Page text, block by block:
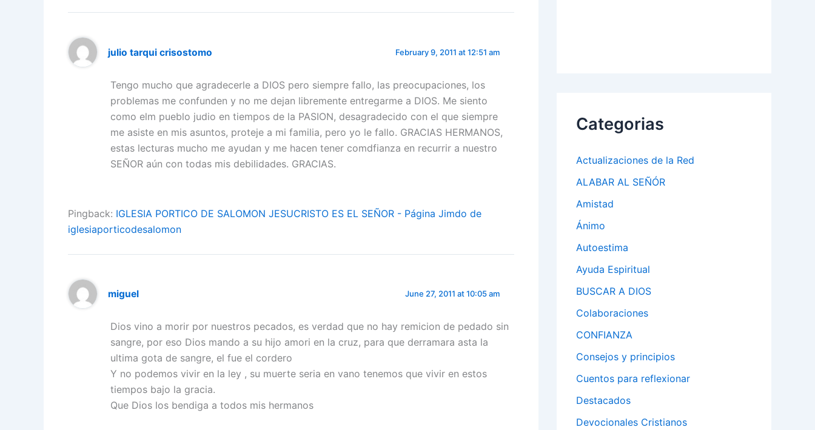
julio tarqui crisostomo February 9, 2011 at 12:51 am
Tengo mucho que agradecerle a DIOS pero siempre fallo, las preocupaciones, los
problemas me confunden y no me dejan libremente entregarme a DIOS. Me siento
como elm pueblo judio en tiempos de la PASION, desagradecido con el que siempre
me asiste en mis asuntos, proteje a mi familia, pero yo le fallo. GRACIAS HERMANOS,
estas lecturas mucho me ayudan y me hacen tener comdfianza en recurrir a nuestro
SEÑOR aún con todas mis debilidades. GRACIAS.
Pingback: IGLESIA PORTICO DE SALOMON JESUCRISTO ES EL SEÑOR - Página Jimdo de
iglesiaporticodesalomon
miguel June 27, 2011 at 10:05 am
Dios vino a morir por nuestros pecados, es verdad que no hay remicion de pedado sin
sangre, por eso Dios mando a su hijo amori en la cruz, para que derramara asta la
ultima gota de sangre, el fue el cordero
Y no podemos vivir en la ley , su muerte seria en vano tenemos que vivir en estos
tiempos bajo la gracia.
Que Dios los bendiga a todos mis hermanos
Categorias
Actualizaciones de la Red
ALABAR AL SEÑÓR
Amistad
Ánimo
Autoestima
Ayuda Espiritual
BUSCAR A DIOS
Colaboraciones
CONFIANZA
Consejos y principios
Cuentos para reflexionar
Destacados
Devocionales Cristianos